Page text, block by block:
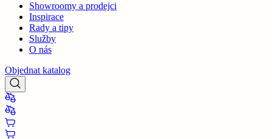
Showroomy a prodejci
Inspirace
Rady a tipy
Služby
O nás
Objednat katalog